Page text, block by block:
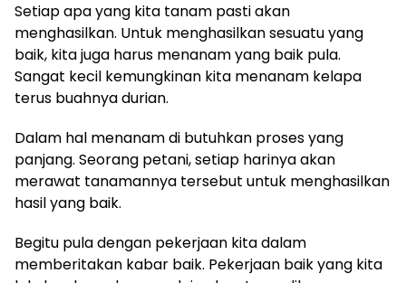
Setiap apa yang kita tanam pasti akan
menghasilkan. Untuk menghasilkan sesuatu yang
baik, kita juga harus menanam yang baik pula.
Sangat kecil kemungkinan kita menanam kelapa
terus buahnya durian.
Dalam hal menanam di butuhkan proses yang
panjang. Seorang petani, setiap harinya akan
merawat tanamannya tersebut untuk menghasilkan
hasil yang baik.
Begitu pula dengan pekerjaan kita dalam
memberitakan kabar baik. Pekerjaan baik yang kita